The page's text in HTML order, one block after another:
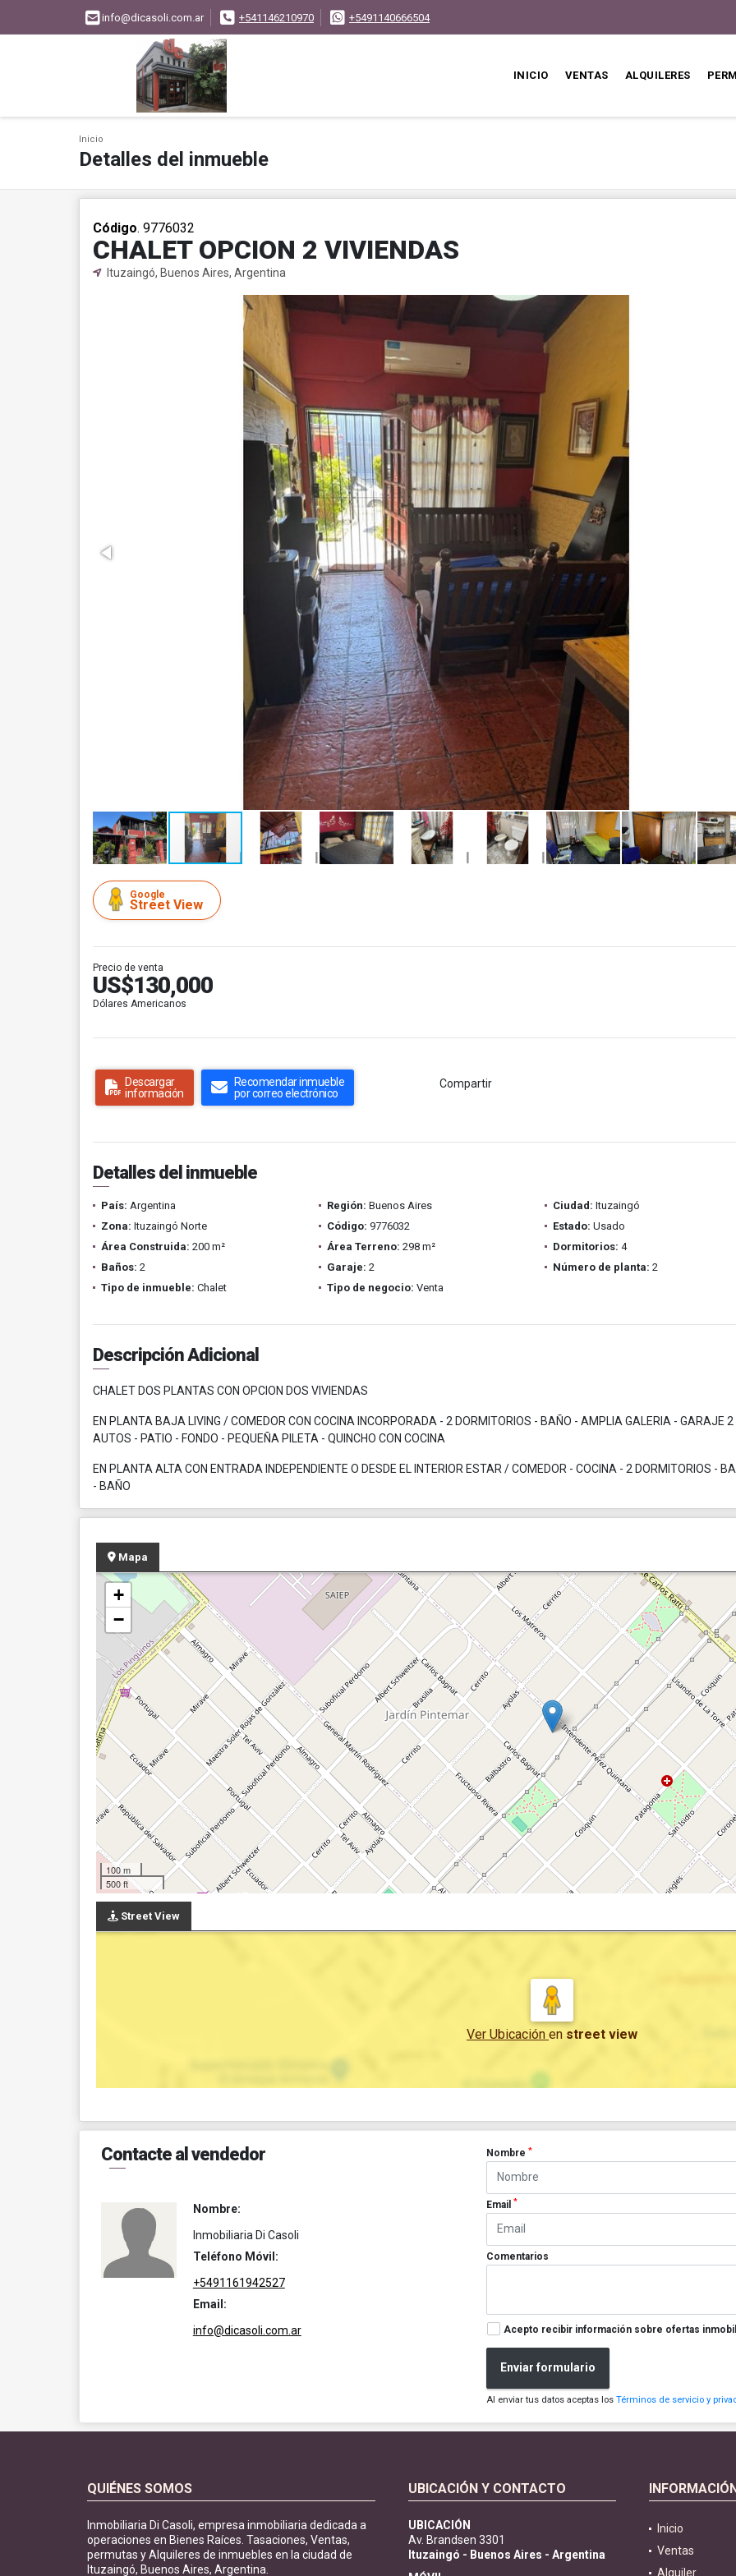
info@dicasoli.com.ar +541146210970 +5491140666504
INICIO VENTAS ALQUILERES
Inicio
Detalles del inmueble
Código. 9776032
CHALET OPCION 2 VIVIENDAS
Ituzaingó, Buenos Aires, Argentina
Google
Street View
Precio de venta
US$130,000
Dólares Americanos
Descargar
información
Recomendar inmueble
por correo electrónico
Compartir
Detalles del inmueble
País: Argentina Región: Buenos Aires Ciudad: Ituzaingó
Zona: Ituzaingó Norte Código: 9776032 Estado: Usado
Área Construida: 200 m² Área Terreno: 298 m² Dormitorios: 4
Baños: 2 Garaje: 2 Número de planta: 2
Tipo de inmueble: Chalet Tipo de negocio: Venta
Descripción Adicional
CHALET DOS PLANTAS CON OPCION DOS VIVIENDAS
EN PLANTA BAJA LIVING / COMEDOR CON COCINA INCORPORADA - 2 DORMITORIOS - BAÑO - AMPLIA GALERIA - GARAJE 2
AUTOS - PATIO - FONDO - PEQUEÑA PILETA - QUINCHO CON COCINA
EN PLANTA ALTA CON ENTRADA INDEPENDIENTE O DESDE EL INTERIOR ESTAR / COMEDOR - COCINA - 2 DORMITORIOS -
- BAÑO
Mapa
+
−
100 m
500 ft
Street View
Ver Ubicación en street view
Contacte al vendedor
Nombre:
Inmobiliaria Di Casoli
Teléfono Móvil:
+5491161942527
Email:
info@dicasoli.com.ar
Nombre*
Email*
Comentarios
Acepto recibir información sobre ofertas
Enviar formulario
Al enviar tus datos aceptas losTérminos de servicio y
QUIÉNES SOMOS
Inmobiliaria Di Casoli, empresa inmobiliaria dedicada a
operaciones en Bienes Raíces. Tasaciones, Ventas,
permutas y Alquileres de inmuebles en la ciudad de
Ituzaingó, Buenos Aires, Argentina.
UBICACIÓN Y CONTACTO
UBICACIÓN
Av. Brandsen 3301
Ituzaingó - Buenos Aires - Argentina
Inicio
Ventas
Alquiler